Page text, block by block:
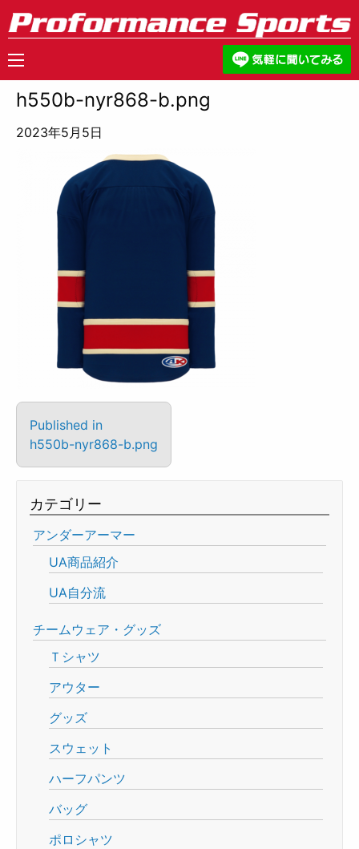
h550b-nyr868-b.png
2023年5月5日
Published in
h550b-nyr868-b.png
カテゴリー
アンダーアーマー
UA商品紹介
UA自分流
チームウェア・グッズ
Ｔシャツ
アウター
グッズ
スウェット
ハーフパンツ
バッグ
ポロシャツ